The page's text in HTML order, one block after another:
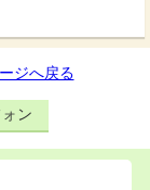
ジへ戻る
ン